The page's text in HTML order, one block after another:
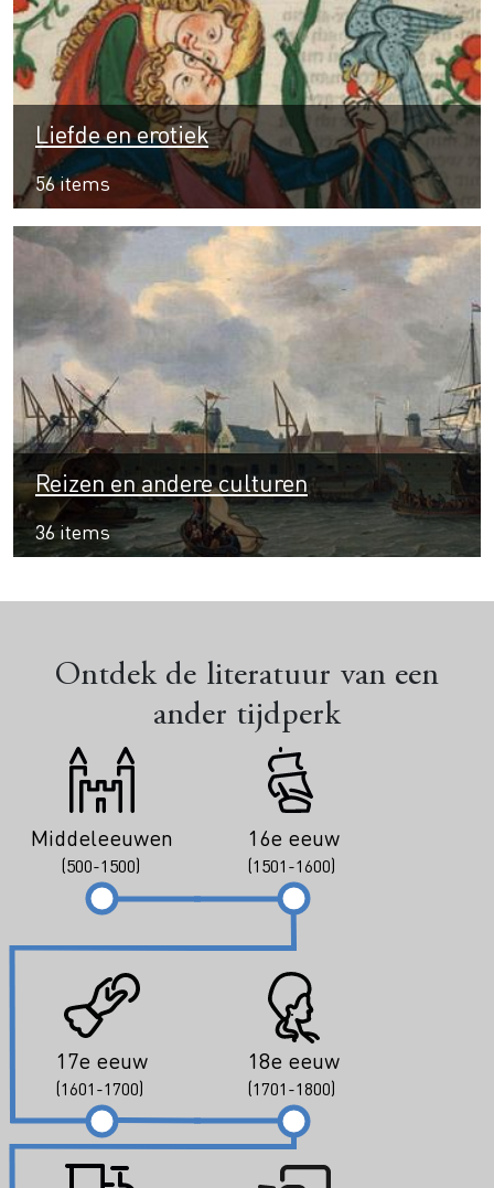
Liefde en erotiek
56 items
Reizen en andere culturen
36 items
Ontdek de literatuur van een
ander tijdperk
Middeleeuwen
(500-1500)
16e eeuw
(1501-1600)
17e eeuw
(1601-1700)
18e eeuw
(1701-1800)